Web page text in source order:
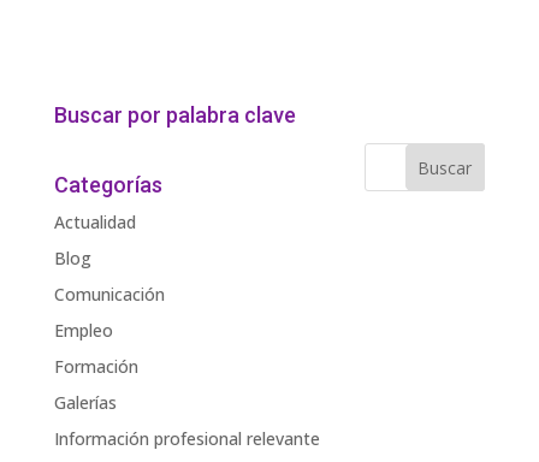
Buscar por palabra clave
Categorías
Actualidad
Blog
Comunicación
Empleo
Formación
Galerías
Información profesional relevante